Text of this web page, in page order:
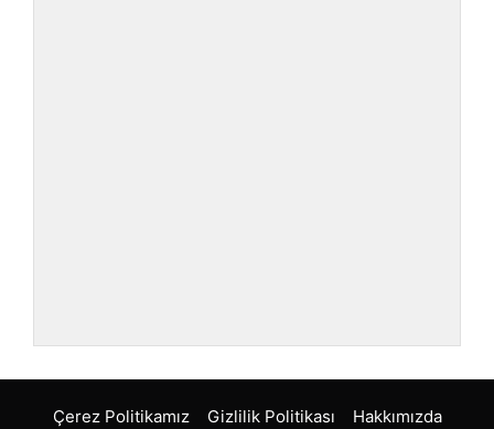
Çerez Politikamız Gizlilik Politikası Hakkımızda